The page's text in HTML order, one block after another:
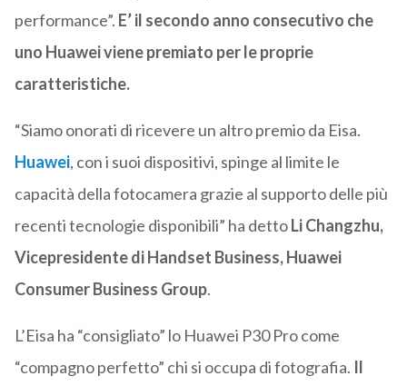
performance”. E’ il secondo anno consecutivo che
uno Huawei viene premiato per le proprie
caratteristiche.
“Siamo onorati di ricevere un altro premio da Eisa.
Huawei, con i suoi dispositivi, spinge al limite le
capacità della fotocamera grazie al supporto delle più
recenti tecnologie disponibili” ha dettoLi Changzhu,
Vicepresidente di Handset Business, Huawei
Consumer Business Group.
L’Eisa ha “consigliato” lo Huawei P30 Pro come
“compagno perfetto” chi si occupa di fotografia. Il